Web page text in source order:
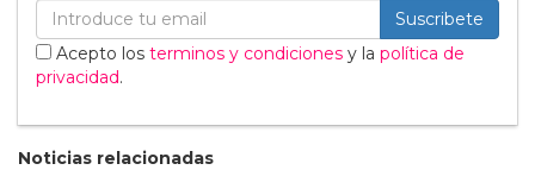
Suscribete
Acepto los terminos y condiciones y la política de
privacidad.
Noticias relacionadas